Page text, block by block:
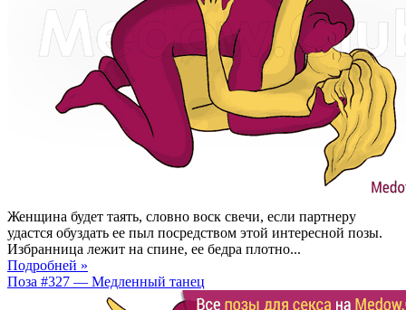
Женщина будет таять, словно воск свечи, если партнеру
удастся обуздать ее пыл посредством этой интересной позы.
Избранница лежит на спине, ее бедра плотно...
Подробней »
Поза #327 — Медленный танец